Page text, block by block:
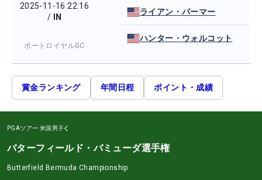
2025-11-16 22:16
/
IN
ポートロイヤルGC
ライアン・パーマー
ハンター・ウォルコット
賞金ランキング 年間日程 ポイント・成績
PGAツアー 米国男子
バターフィールド・バミューダ選手権
Butterfield Bermuda Championship